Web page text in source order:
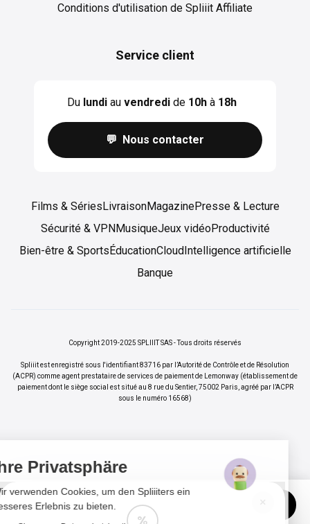
Ihre Privatsphäre
Wir verwenden Cookies, um den Spliiiters ein
besseres Erlebnis zu bieten.
Conditions d'utilisation de Spliiit Affiliate
Service client
Du lundiau vendredide 10hà 18h
💬 Nous contacter
Films & SériesLivraisonMagazinePresse & Lecture
Sécurité & VPNMusiqueJeux vidéoProductivité
Bien-être & SportsÉducationCloudIntelligence artificielle
Banque
Copyright 2019-2025 SPLIIIT SAS - Tous droits réservés
Spliiit est enregistré sous l'identifiant 83716 par l’Autorité de Contrôle et de Résolution
(ACPR) comme agent prestataire de services de paiement de Lemonway (établissement de
paiement dont le siège social est situé au 8 rue du Sentier, 75002 Paris, agréé par l’ACPR
sous le numéro 16568)
%
Vos abonnements jusqu'à -70%